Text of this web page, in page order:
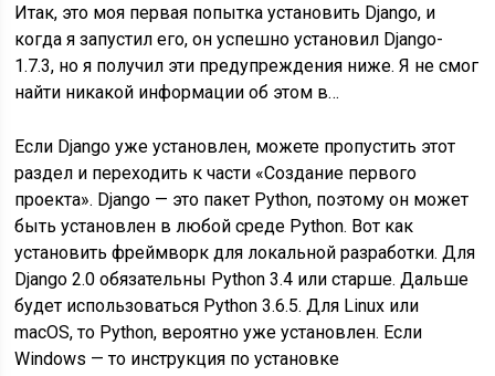
Итак, это моя первая попытка установить Django, и
когда я запустил его, он успешно установил Django-
1.7.3, но я получил эти предупреждения ниже. Я не смог
найти никакой информации об этом в…
Если Django уже установлен, можете пропустить этот
раздел и переходить к части «Создание первого
проекта». Django — это пакет Python, поэтому он может
быть установлен в любой среде Python. Вот как
установить фреймворк для локальной разработки. Для
Django 2.0 обязательны Python 3.4 или старше. Дальше
будет использоваться Python 3.6.5. Для Linux или
macOS, то Python, вероятно уже установлен. Если
Windows — то инструкция по установке